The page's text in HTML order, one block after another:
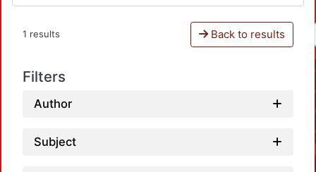
1 results Back to results
Filters
Author
Subject